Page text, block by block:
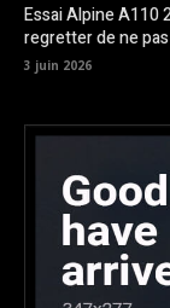
Essai Alpine A110
regretter de ne
3 juin 2026